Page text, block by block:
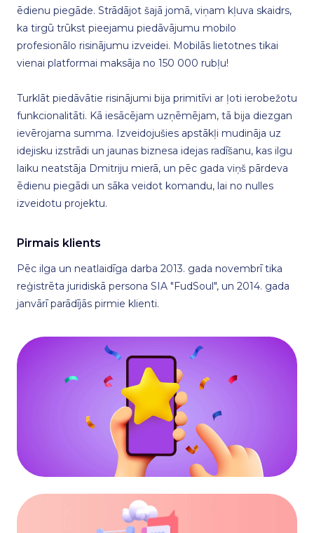
ēdienu piegāde. Strādājot šajā jomā, viņam kļuva skaidrs,
ka tirgū trūkst pieejamu piedāvājumu mobilo
profesionālo risinājumu izveidei. Mobilās lietotnes tikai
vienai platformai maksāja no 150 000 rubļu!
Turklāt piedāvātie risinājumi bija primitīvi ar ļoti ierobežotu
funkcionalitāti. Kā iesācējam uzņēmējam, tā bija diezgan
ievērojama summa. Izveidojušies apstākļi mudināja uz
idejisku izstrādi un jaunas biznesa idejas radīšanu, kas ilgu
laiku neatstāja Dmitriju mierā, un pēc gada viņš pārdeva
ēdienu piegādi un sāka veidot komandu, lai no nulles
izveidotu projektu.
Pirmais klients
Pēc ilga un neatlaidīga darba 2013. gada novembrī tika
reģistrēta juridiskā persona SIA "FudSoul", un 2014. gada
janvārī parādījās pirmie klienti.